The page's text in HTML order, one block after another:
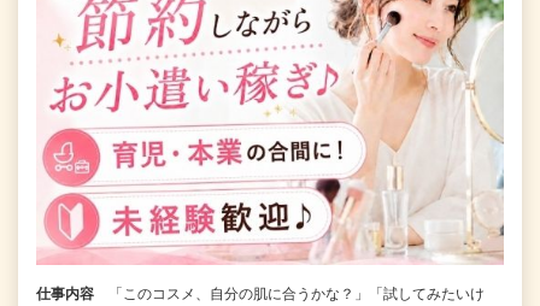
仕事内容
「このコスメ、自分の肌に合うかな？」「試してみたいけ